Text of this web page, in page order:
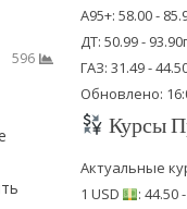
596
А95+: 58.00 -
ДТ: 50.99 -
ГАЗ: 31.49 -
Обновлено:
Курсы
Актуальные
1 USD
: 44.50